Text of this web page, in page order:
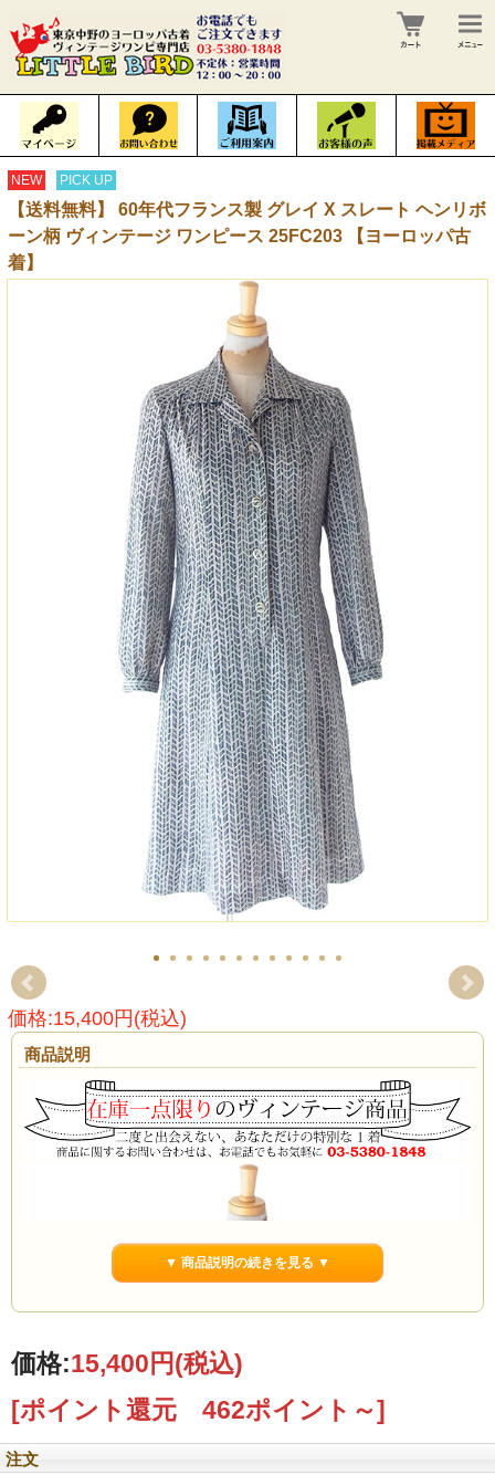
NEW PICK UP
【送料無料】 60年代フランス製 グレイ X スレート ヘンリボ
ーン柄 ヴィンテージ ワンピース 25FC203 【ヨーロッパ古
着】
価格:15,400円(税込)
商品説明
▼ 商品説明の続きを見る ▼
価格:15,400円(税込)
[ポイント還元 462ポイント～]
注文